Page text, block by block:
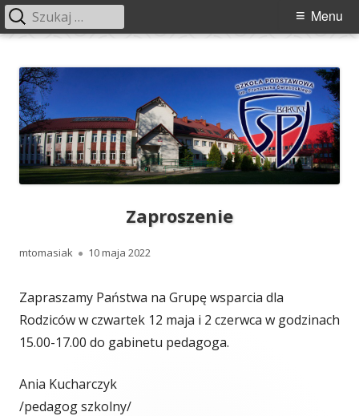
treści
Świebockiego w Barcicach
Menu
Menu
Szukaj:
Zaproszenie
Autor
mtomasiak Opublikowano
10 maja 2022
Zapraszamy Państwa na Grupę wsparcia dla
Rodziców w czwartek 12 maja i 2 czerwca w godzinach
15.00-17.00 do gabinetu pedagoga.
Ania Kucharczyk
/pedagog szkolny/